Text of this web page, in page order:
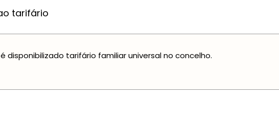
tarifário
disponibilizado tarifário familiar universal no concelho.